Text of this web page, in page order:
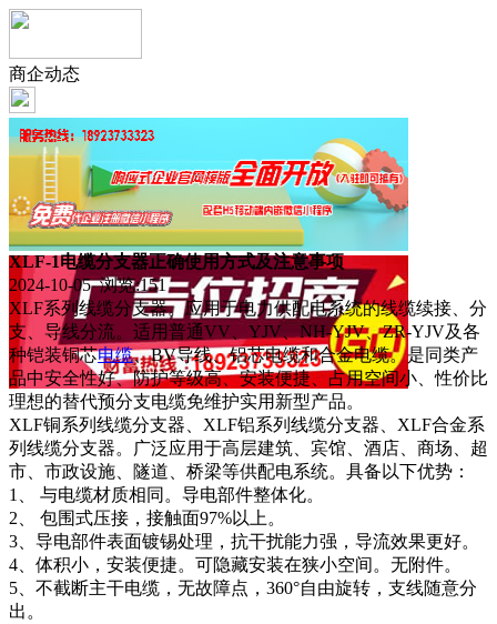
商企动态
XLF-1电缆分支器正确使用方式及注意事项
2024-10-05 浏览:151
XLF系列线缆分支器。应用于电力供配电系统的线缆续接、分
支、导线分流。适用普通VV、YJV、NH-YJV、ZR-YJV及各
种铠装铜芯电缆、BV导线、铝芯电缆和合金电缆。是同类产
品中安全性好、防护等级高、安装便捷、占用空间小、性价比
理想的替代预分支电缆免维护实用新型产品。
XLF铜系列线缆分支器、XLF铝系列线缆分支器、XLF合金系
列线缆分支器。广泛应用于高层建筑、宾馆、酒店、商场、超
市、市政设施、隧道、桥梁等供配电系统。具备以下优势：
1、 与电缆材质相同。导电部件整体化。
2、 包围式压接，接触面97%以上。
3、导电部件表面镀锡处理，抗干扰能力强，导流效果更好。
4、体积小，安装便捷。可隐藏安装在狭小空间。无附件。
5、不截断主干电缆，无故障点，360°自由旋转，支线随意分
出。